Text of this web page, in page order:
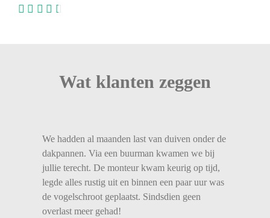
Wat klanten zeggen
We hadden al maanden last van duiven onder de
dakpannen. Via een buurman kwamen we bij
jullie terecht. De monteur kwam keurig op tijd,
legde alles rustig uit en binnen een paar uur was
de vogelschroot geplaatst. Sindsdien geen
overlast meer gehad!